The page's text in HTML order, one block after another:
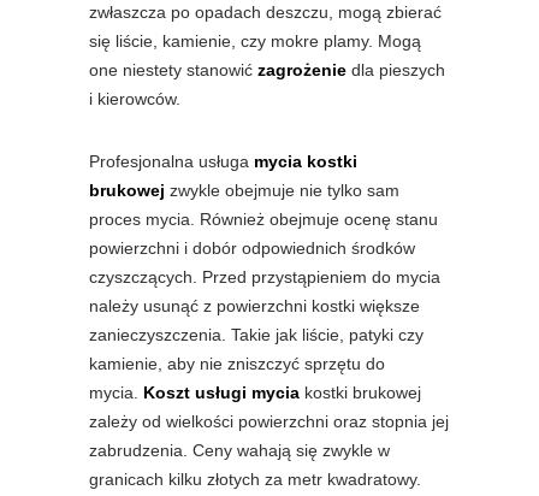
zwłaszcza po opadach deszczu, mogą zbierać
się liście, kamienie, czy mokre plamy. Mogą
one niestety stanowić zagrożenie dla pieszych
i kierowców.
Profesjonalna usługa mycia kostki
brukowej zwykle obejmuje nie tylko sam
proces mycia. Również obejmuje ocenę stanu
powierzchni i dobór odpowiednich środków
czyszczących. Przed przystąpieniem do mycia
należy usunąć z powierzchni kostki większe
zanieczyszczenia. Takie jak liście, patyki czy
kamienie, aby nie zniszczyć sprzętu do
mycia. Koszt usługi mycia kostki brukowej
zależy od wielkości powierzchni oraz stopnia jej
zabrudzenia. Ceny wahają się zwykle w
granicach kilku złotych za metr kwadratowy.